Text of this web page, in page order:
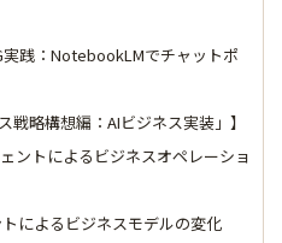
践： NotebookLMでチャットポ
戦略構想編：AIビジネス実装」】
トによるビジネスオペレーショ
によるビジネスモデルの変化